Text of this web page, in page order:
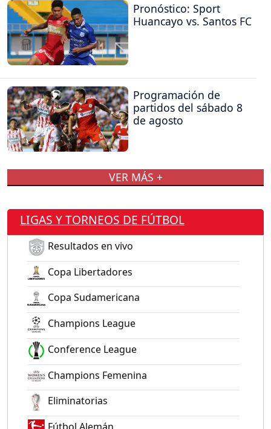
Pronóstico: Sport
Huancayo vs. Santos FC
Programación de
partidos del sábado 8
de agosto
VER MÁS +
LIGAS Y TORNEOS DE FÚTBOL
Resultados en vivo
Copa Libertadores
Copa Sudamericana
Champions League
Conference League
Champions Femenina
Eliminatorias